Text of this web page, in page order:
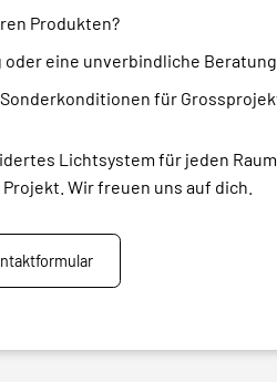
Produkten?
eine unverbindliche
für
Lichtsystem für jeden
Wir freuen uns auf dich.